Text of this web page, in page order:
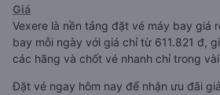
Giá
Vexere là nền tảng đặt vé máy bay giá
bay mỗi ngày với giá chỉ từ 611.821 đ,
các hãng và chốt vé nhanh chỉ trong
Đặt vé ngay hôm nay để nhận ưu đãi